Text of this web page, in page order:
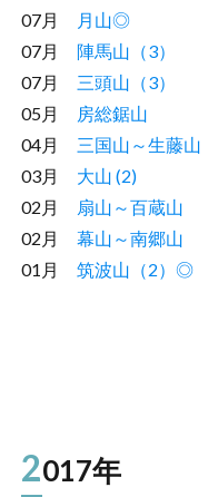
07月
月山◎
07月 陣馬山（3）
07月 三頭山（3）
05月
房総鋸山
04月 三国山～生藤山
03月 大山 (2)
02月
扇山～百蔵山
02月 幕山～南郷山
01月 筑波山（2）◎
2017年